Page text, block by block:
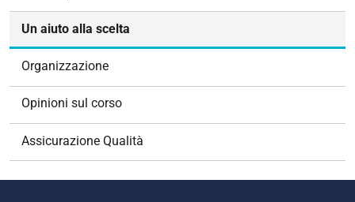
Un aiuto alla scelta
Organizzazione
Opinioni sul corso
Assicurazione Qualità